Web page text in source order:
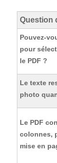
Question
Pouvez-
pour
le PDF ?
Le texte
photo
Le PDF
colonnes,
mise en